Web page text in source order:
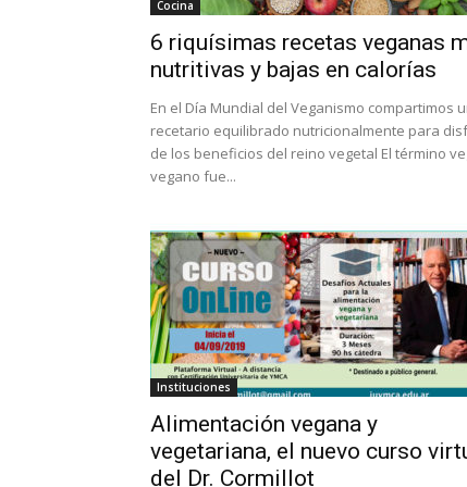
Cocina
6 riquísimas recetas veganas
nutritivas y bajas en calorías
En el Día Mundial del Veganismo compartimos
recetario equilibrado nutricionalmente para
de los beneficios del reino vegetal El término
vegano fue...
Instituciones
Alimentación vegana y
vegetariana, el nuevo curso
del Dr. Cormillot